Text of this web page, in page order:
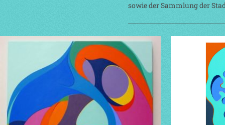
sowie der Sammlung der